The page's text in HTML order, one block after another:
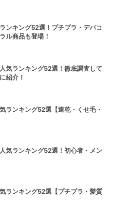
ンキング52選！プチプラ・デパコ
ル商品も登場！
気ランキング52選！徹底調査して
紹介！
ランキング52選【速乾・くせ毛・
気ランキング52選！初心者・メン
ランキング52選【プチプラ・髪質